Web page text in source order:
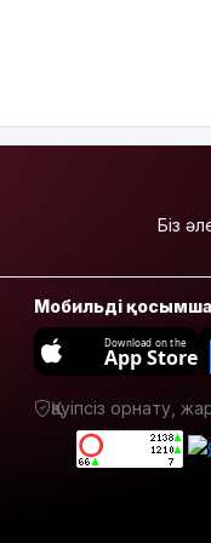
алып,
көшеде
болжамдағыдай
болмады
Атырауда
тәрбиешісінің
бүлдіршінге
Біз
Мобильді
Download on the
App Store
Қауіпсіз орнату,